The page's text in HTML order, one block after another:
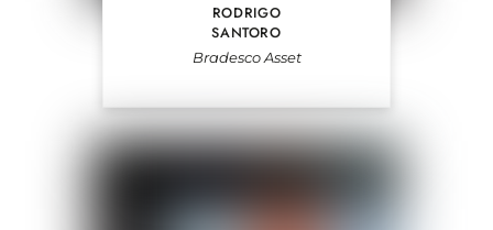
RODRIGO
SANTORO
Bradesco Asset